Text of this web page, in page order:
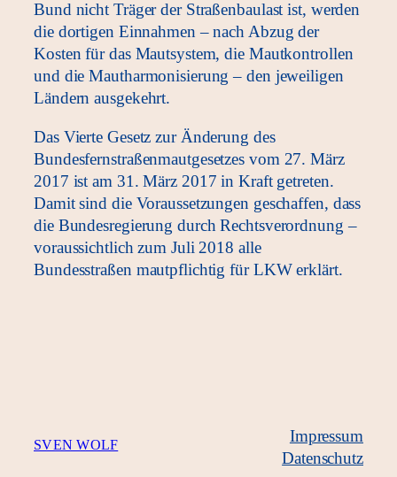
Bund nicht Träger der Straßenbaulast ist, werden
die dortigen Einnahmen – nach Abzug der
Kosten für das Mautsystem, die Mautkontrollen
und die Mautharmonisierung – den jeweiligen
Ländern ausgekehrt.
Das Vierte Gesetz zur Änderung des
Bundesfernstraßenmautgesetzes vom 27. März
2017 ist am 31. März 2017 in Kraft getreten.
Damit sind die Voraussetzungen geschaffen, dass
die Bundesregierung durch Rechtsverordnung –
voraussichtlich zum Juli 2018 alle
Bundesstraßen mautpflichtig für LKW erklärt.
SVEN WOLF
Impressum
Datenschutz